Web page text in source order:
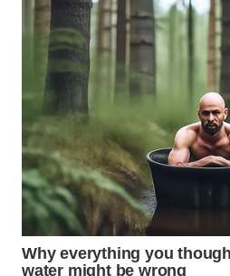
TAPANULI
UTARA
SAMOSIR
WN
PADANG
LAWAS
WN
SUMEDANG